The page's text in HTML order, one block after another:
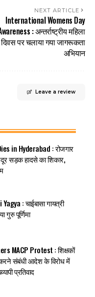
NEXT ARTICLE
International Womens Day
: अन्तर्राष्ट्रीय महिला
दिवस पर चलाया गया जागरूकता
अभियान
Leave a review
in Hyderabad : रोजगार
सड़क हादसे का शिकार,
: चाईबासा गायत्री
गुरु पूर्णिमा
MACP Protest : शिक्षकों
संबंधी आदेश के विरोध में
प्रतिवाद